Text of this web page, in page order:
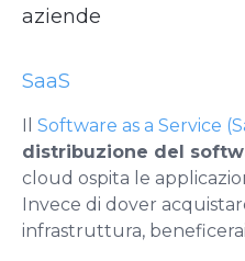
aziende
SaaS
Il Software as a Service
distribuzione del
cloud ospita le
Invece di dover
infrastruttura,